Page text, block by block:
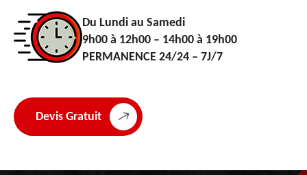
Du Lundi au Samedi
9h00 à 12h00 – 14h00 à 19h00
PERMANENCE 24/24 – 7J/7
Devis Gratuit